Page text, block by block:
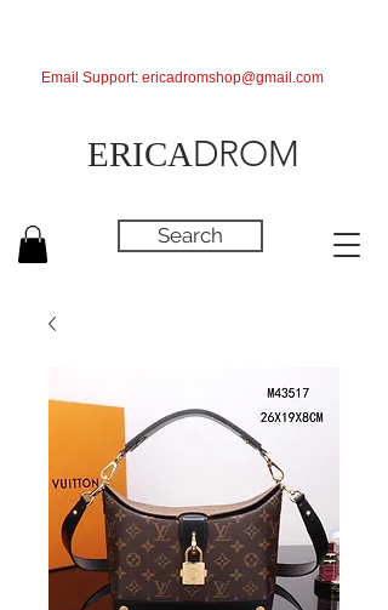
ERICADROM
Search
Email Support: ericadromshop@gmail.com